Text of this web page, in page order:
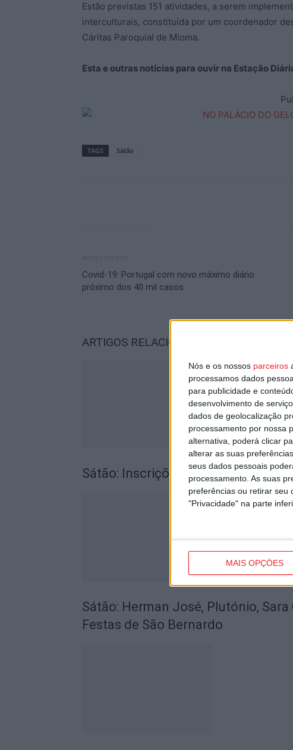
Nós e os nossos parceiros
processamos dados
para publicidade e
desenvolvimento de
dados de geolocalização
processamento por nossa
alternativa, poderá clicar
alterar as suas
seus dados pessoais
processamento. As suas
preferências ou retirar seu
"Privacidade" na parte
MAIS OPÇÕES
Estão previstas 151 atividades, a serem
interculturais, constituída por um coordenador
Cáritas Paroquial de Mioma.
Esta e outras notícias para ouvir na Estação
TAGS Sátão
Covid-19: Portugal com novo máximo diário
próximo dos 40 mil casos
ARTIGOS RELACIONADOS
Sátão: Inscrições abertas para
Sátão: Herman José, Plutónio,
Festas de São Bernardo